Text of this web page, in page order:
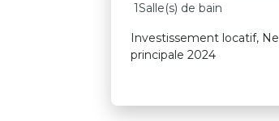
1Salle(s) de bain
Investissement locatif,
principale 2024